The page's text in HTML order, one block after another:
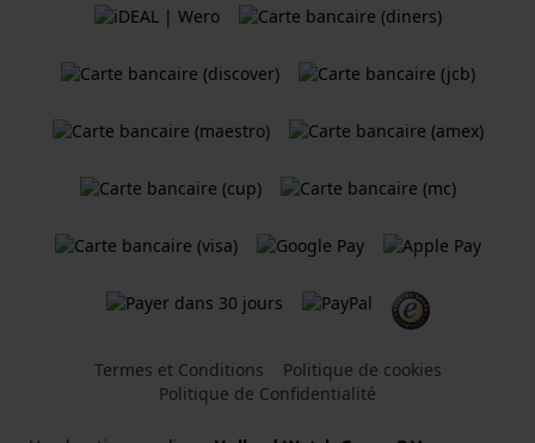
Termes et Conditions
Politique de cookies
Politique de Confidentialité